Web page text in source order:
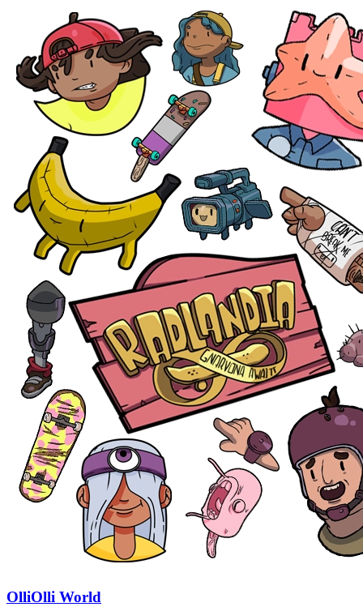
OlliOlli World